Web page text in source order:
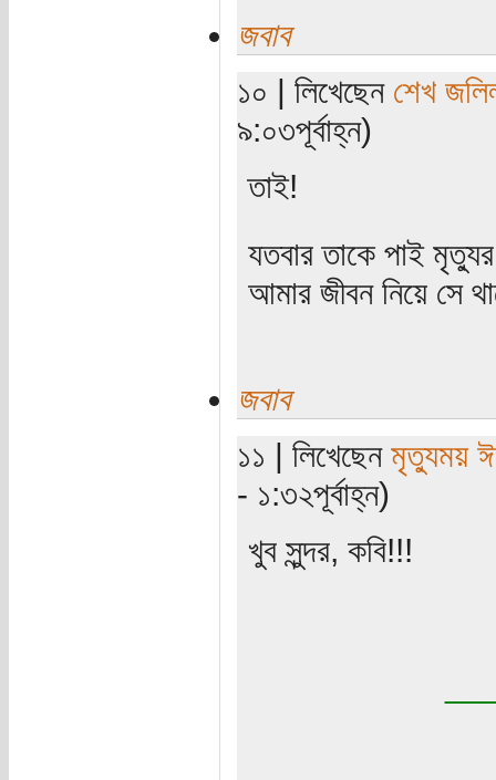
জবাব
১০ | লিখেছেন শেখ
৯:০৩পূর্বাহ্ন)
তাই!
যতবার তাকে পাই
আমার জীবন নিয়ে সে
জবাব
১১ | লিখেছেন মৃত্যুময়
- ১:৩২পূর্বাহ্ন)
খুব সুন্দর, কবি!!!